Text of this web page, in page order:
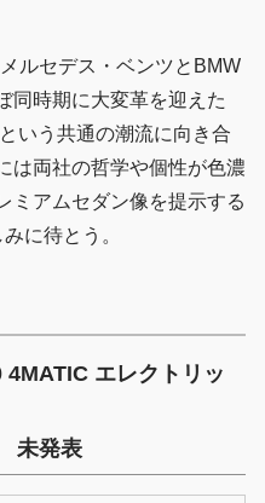
ルセデス・ベンツとBMW
同時期に大変革を迎えた
いう共通の潮流に向き合
は両社の哲学や個性が色濃
ミアムセダン像を提示する
に待とう。
エレクトリッ
未発表